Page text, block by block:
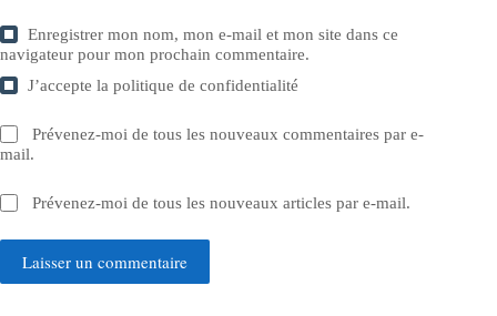
Enregistrer mon nom, mon e-mail et mon site dans ce
navigateur pour mon prochain commentaire.
J’accepte lapolitique de confidentialité
Prévenez-moi de tous les nouveaux commentaires par e-
mail.
Prévenez-moi de tous les nouveaux articles par e-mail.
Laisser un commentaire